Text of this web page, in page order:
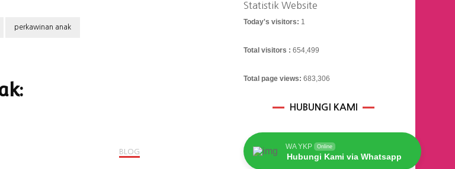
perkawinan anak
BLOG
Statistik Website
Today's visitors: 1
Total visitors : 654,499
Total page views: 683,306
HUBUNGI KAMI
WA YKP Online
Hubungi Kami via Whatsapp